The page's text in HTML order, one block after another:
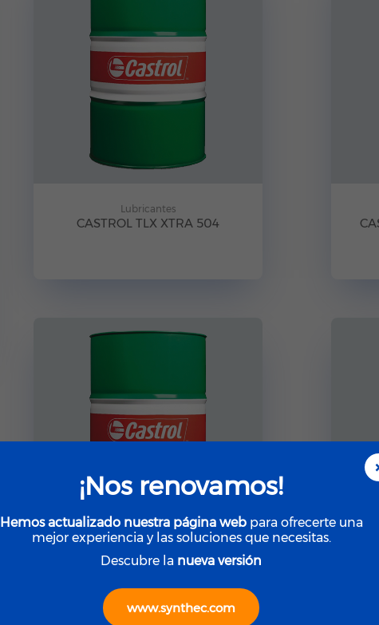
Lubricantes
CASTROL TLX XTRA 504
CASTROL TLX XTRA 404
¡Nos renovamos!
Hemos actualizado nuestra página webpara ofrecerte una
mejor experiencia y las soluciones que necesitas.
Descubre la nueva versión
www.synthec.com